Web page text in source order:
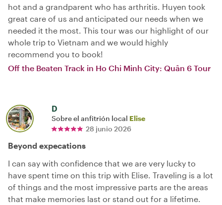
hot and a grandparent who has arthritis. Huyen took
great care of us and anticipated our needs when we
needed it the most. This tour was our highlight of our
whole trip to Vietnam and we would highly
recommend you to book!
Off the Beaten Track in Ho Chi Minh City: Quân 6 Tour
D
Sobre el anfitrión local Elise
28 junio 2026
Beyond expecations
I can say with confidence that we are very lucky to
have spent time on this trip with Elise. Traveling is a lot
of things and the most impressive parts are the areas
that make memories last or stand out for a lifetime.